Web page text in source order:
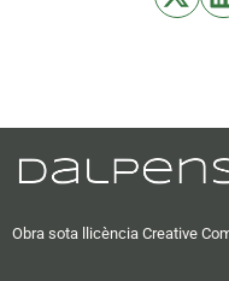
Obra sota llicència Creative